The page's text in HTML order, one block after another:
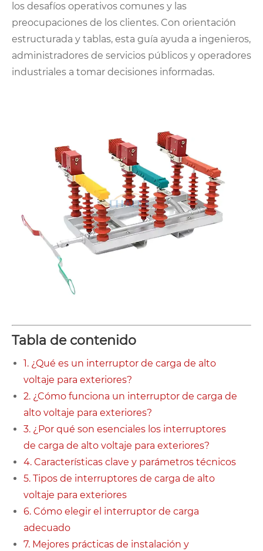
los desafíos operativos comunes y las
preocupaciones de los clientes. Con orientación
estructurada y tablas, esta guía ayuda a ingenieros,
administradores de servicios públicos y operadores
industriales a tomar decisiones informadas.
Tabla de contenido
1. ¿Qué es un interruptor de carga de alto
voltaje para exteriores?
2. ¿Cómo funciona un interruptor de carga de
alto voltaje para exteriores?
3. ¿Por qué son esenciales los interruptores
de carga de alto voltaje para exteriores?
4. Características clave y parámetros técnicos
5. Tipos de interruptores de carga de alto
voltaje para exteriores
6. Cómo elegir el interruptor de carga
adecuado
7. Mejores prácticas de instalación y